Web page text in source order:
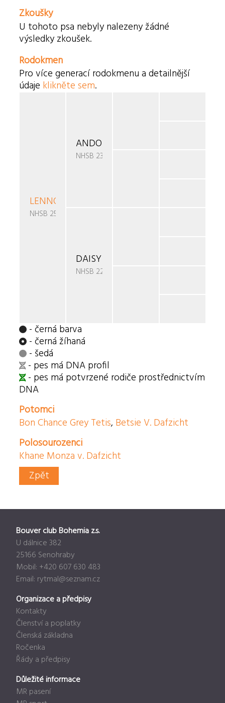
Zkoušky
U tohoto psa nebyly nalezeny žádné
výsledky zkoušek.
Rodokmen
Pro více generací rodokmenu a detailnější
údaje klikněte sem.
LENNOX DAISY
NHSB 2536114
ANDOR-YOLLINE V. ROVIKA
NHSB 2359041
DAISY JERRY V. DAFZICHT
NHSB 2284218
- černá barva
- černá žíhaná
- šedá
- pes má DNA profil
- pes má potvrzené rodiče prostřednictvím
DNA
Potomci
Bon Chance Grey Tetis, Betsie V. Dafzicht
Polosourozenci
Khane Monza v. Dafzicht
Zpět
Bouver club Bohemia z.s.
U dálnice 382
25166 Senohraby
Mobil: +420 607 630 483
Email: rytmal@seznam.cz
Organizace a předpisy
Kontakty
Členství a poplatky
Členská základna
Ročenka
Řády a předpisy
Důležité informace
MR pasení